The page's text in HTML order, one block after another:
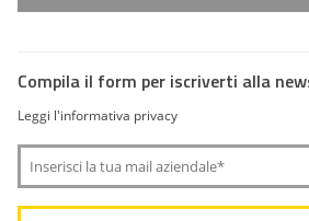
Compila il form per iscriverti alla
Leggi l'informativa privacy